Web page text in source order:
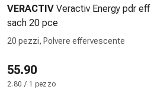
VERACTIV Veractiv Energy pdr eff
sach 20 pce
20 pezzi, Polvere effervescente
55.90
2.80 / 1 pezzo